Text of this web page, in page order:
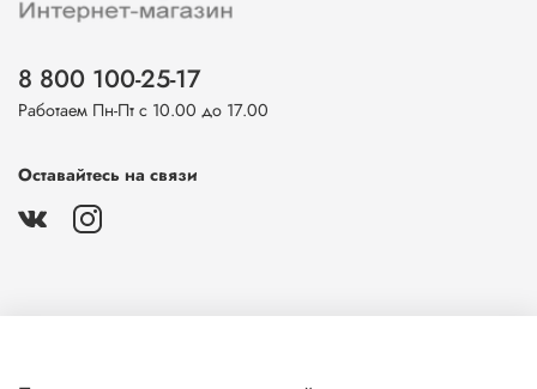
8 800 100-25-17
Работаем Пн-Пт с 10.00 до 17.00
Оставайтесь на связи